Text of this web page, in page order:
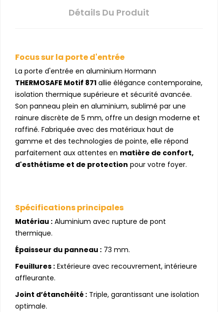
Détails Du Produit
Focus sur la porte d'entrée
La porte d'entrée en aluminium Hormann
THERMOSAFE Motif 871 allie élégance contemporaine,
isolation thermique supérieure et sécurité avancée.
Son panneau plein en aluminium, sublimé par une
rainure discrète de 5 mm, offre un design moderne et
raffiné. Fabriquée avec des matériaux haut de
gamme et des technologies de pointe, elle répond
parfaitement aux attentes en matière de confort,
d'esthétisme et de protection pour votre foyer.
Spécifications principales
Matériau : Aluminium avec rupture de pont
thermique.
Épaisseur du panneau : 73 mm.
Feuillures : Extérieure avec recouvrement, intérieure
affleurante.
Joint d’étanchéité : Triple, garantissant une isolation
optimale.